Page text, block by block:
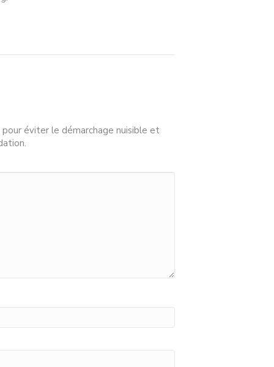
éviter le démarchage nuisible et